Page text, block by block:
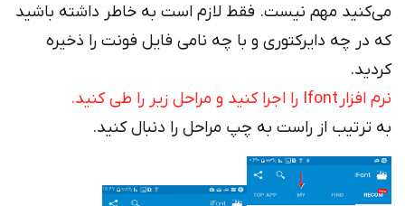
می‌کنید مهم نیست. فقط لازم است به خاطر داشته باشید
که در چه دایرکتوری و با چه نامی فایل فونت را ذخیره
کردید.
نرم افزار Ifont را اجرا کنید و مراحل زیر را طی کنید.
به ترتیب از راست به چپ مراحل را دنبال کنید.